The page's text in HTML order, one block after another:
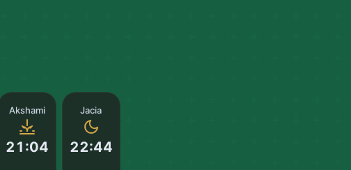
Akshami
21:04
Jacia
22:44